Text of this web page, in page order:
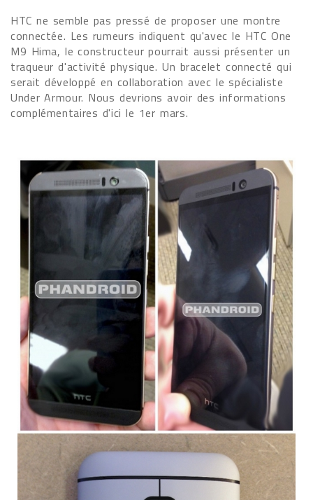
HTC ne semble pas pressé de proposer une montre
connectée. Les rumeurs indiquent qu'avec le HTC One
M9 Hima, le constructeur pourrait aussi présenter un
traqueur d'activité physique. Un bracelet connecté qui
serait développé en collaboration avec le spécialiste
Under Armour. Nous devrions avoir des informations
complémentaires d'ici le 1er mars.